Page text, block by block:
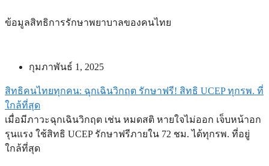
ข้อมูลสิทธิการรักษาพยาบาลของคนไทย
กุมภาพันธ์ 1, 2025
สิทธิคนไทยทุกคน: ฉุกเฉินวิกฤต รักษาฟรี! สิทธิ UCEP ทุกรพ. ที่
ใกล้ที่สุด
เมื่อมีภาวะฉุกเฉินวิกฤต เช่น หมดสติ หายใจไม่ออก เจ็บหน้าอก
รุนแรง ใช้สิทธิ UCEP รักษาฟรีภายใน 72 ชม. ได้ทุกรพ. ที่อยู่
ใกล้ที่สุด